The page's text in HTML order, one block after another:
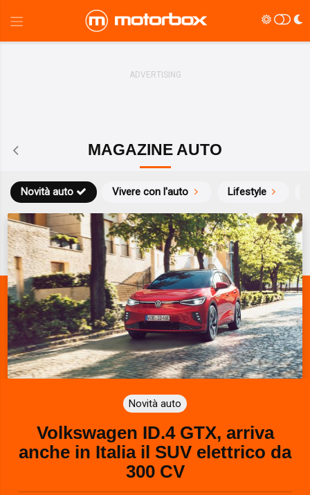
MAGAZINE AUTO
Novità auto Vivere con l'auto Lifestyle
Novità auto
Volkswagen ID.4 GTX, arriva
anche in Italia il SUV elettrico da
300 CV